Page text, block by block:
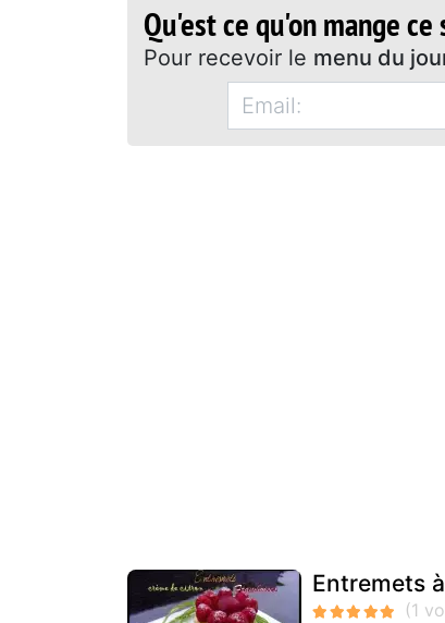
Qu'est ce qu'on mange ce
Pour recevoir le menu du
Entremets